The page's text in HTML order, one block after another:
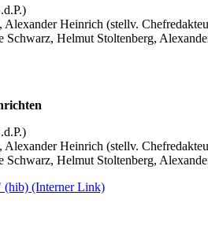
Heinrich (stellv.
Schwarz, Helmut Stoltenberg,
Heinrich (stellv.
Schwarz, Helmut Stoltenberg,
(hib) (Interner Link)